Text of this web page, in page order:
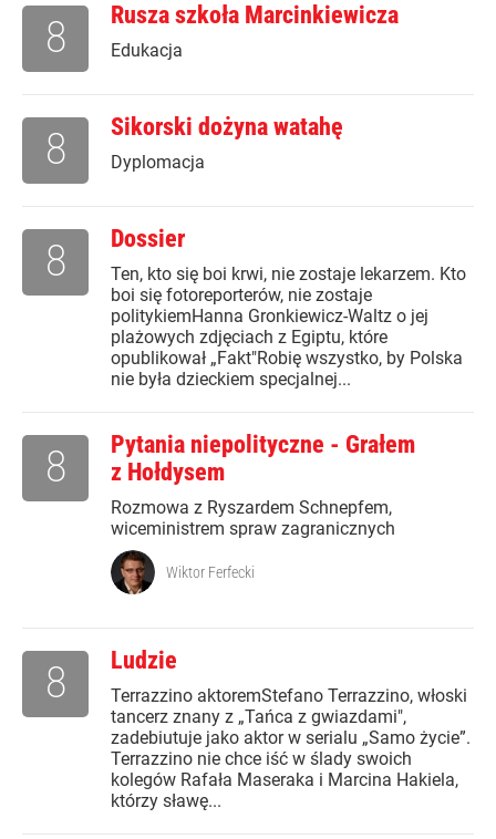
Rusza szkoła Marcinkiewicza
Edukacja
8
Sikorski dożyna watahę
Dyplomacja
8
Dossier
Ten, kto się boi krwi, nie zostaje lekarzem. Kto
boi się fotoreporterów, nie zostaje
politykiemHanna Gronkiewicz-Waltz o jej
plażowych zdjęciach z Egiptu, które
opublikował „Fakt"Robię wszystko, by Polska
nie była dzieckiem specjalnej...
8
Pytania niepolityczne - Grałem
z Hołdysem
Rozmowa z Ryszardem Schnepfem,
wiceministrem spraw zagranicznych
8
Wiktor Ferfecki
Ludzie
Terrazzino aktoremStefano Terrazzino, włoski
tancerz znany z „Tańca z gwiazdami",
zadebiutuje jako aktor w serialu „Samo życie”.
Terrazzino nie chce iść w ślady swoich
kolegów Rafała Maseraka i Marcina Hakiela,
którzy sławę...
8